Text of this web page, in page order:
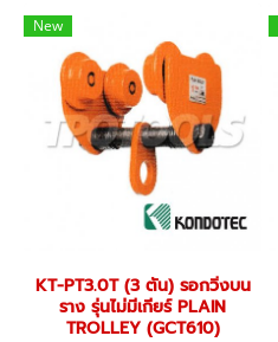
New
KT-PT3.0T (3 ตัน) รอกวิ่งบน
ราง รุ่นไม่มีเกียร์ PLAIN
TROLLEY (GCT610)